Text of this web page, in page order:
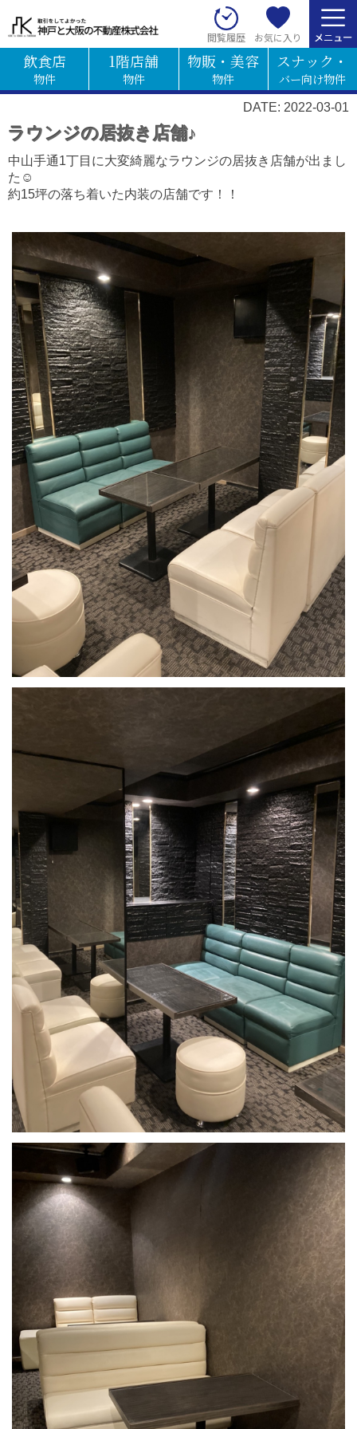
閲覧履歴 お気に入り
飲食店
物件
1階店舗
物件
物販・美容
物件
スナック・
バー向け物件
DATE: 2022-03-01
ラウンジの居抜き店舗♪
中山手通1丁目に大変綺麗なラウンジの居抜き店舗が出まし
た☺
約15坪の落ち着いた内装の店舗です！！